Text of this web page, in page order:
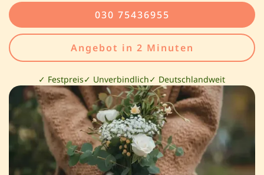
030 75436955
Angebot in 2 Minuten
✓ Festpreis✓ Unverbindlich✓ Deutschlandweit